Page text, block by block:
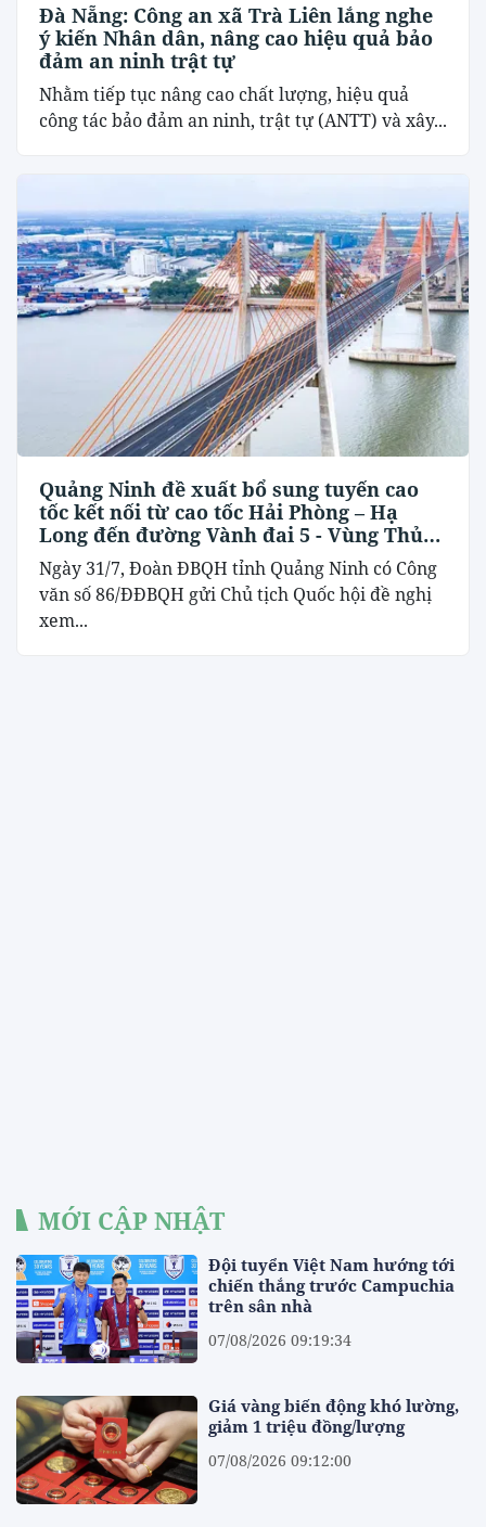
Đà Nẵng: Công an xã Trà Liên lắng nghe
ý kiến Nhân dân, nâng cao hiệu quả bảo
đảm an ninh trật tự
Nhằm tiếp tục nâng cao chất lượng, hiệu quả
công tác bảo đảm an ninh, trật tự (ANTT) và xây...
Quảng Ninh đề xuất bổ sung tuyến cao
tốc kết nối từ cao tốc Hải Phòng – Hạ
Long đến đường Vành đai 5 - Vùng Thủ
đô Hà Nội
Ngày 31/7, Đoàn ĐBQH tỉnh Quảng Ninh có Công
văn số 86/ĐĐBQH gửi Chủ tịch Quốc hội đề nghị
xem...
MỚI CẬP NHẬT
Đội tuyển Việt Nam hướng tới
chiến thắng trước Campuchia
trên sân nhà
07/08/2026 09:19:34
Giá vàng biến động khó lường,
giảm 1 triệu đồng/lượng
07/08/2026 09:12:00